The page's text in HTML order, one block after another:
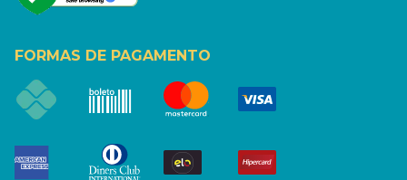
FORMAS DE PAGAMENTO